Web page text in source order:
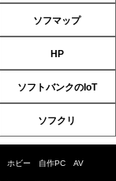
ソフマップ
HP
ソフトバンクのIoT
ソフクリ
ホビー 自作PC AV